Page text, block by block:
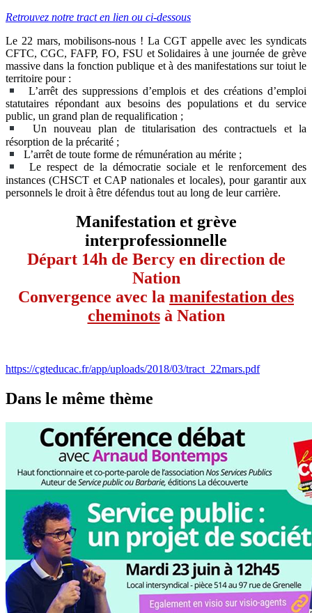
Retrouvez notre tract en lien ou ci-dessous
Le 22 mars, mobilisons-nous ! La CGT appelle avec les syndicats
CFTC, CGC, FAFP, FO, FSU et Solidaires à une journée de grève
massive dans la fonction publique et à des manifestations sur toiut le
territoire pour :
L’arrêt des suppressions d’emplois et des créations d’emploi
statutaires répondant aux besoins des populations et du service
public, un grand plan de requalification ;
Un nouveau plan de titularisation des contractuels et la
résorption de la précarité ;
L’arrêt de toute forme de rémunération au mérite ;
Le respect de la démocratie sociale et le renforcement des
instances (CHSCT et CAP nationales et locales), pour garantir aux
personnels le droit à être défendus tout au long de leur carrière.
Manifestation et grève
interprofessionnelle
Départ 14h de Bercy en direction de
Nation
Convergence avec la manifestation des
cheminotsà Nation
https://cgteducac.fr/app/uploads/2018/03/tract_22mars.pdf
Dans le même thème